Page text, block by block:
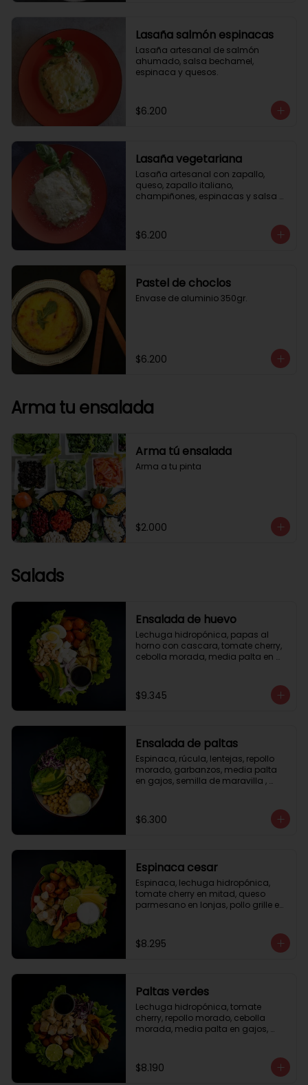
Lasaña salmón espinacas
Lasaña artesanal de salmón
ahumado, salsa bechamel,
espinaca y quesos.
$6.200
Lasaña vegetariana
Lasaña artesanal con zapallo,
queso, zapallo italiano,
champiñones, espinacas y salsa
$6.200
Pastel de choclos
Envase de aluminio 350gr.
$6.200
Arma tu ensalada
Arma tú ensalada
Arma a tu pinta
$2.000
Salads
Ensalada de huevo
Lechuga hidropónica, papas al
horno con cascara, tomate cherry,
cebolla morada, media palta en
balsámica.
$9.345
Ensalada de paltas
Espinaca, rúcula, lentejas, repollo
morado, garbanzos, media palta
en gajos, semilla de maravilla ,
$6.300
Espinaca cesar
Espinaca, lechuga hidropónica,
tomate cherry en mitad, queso
parmesano en lonjas, pollo grille en
$8.295
Paltas verdes
Lechuga hidropónica, tomate
cherry, repollo morado, cebolla
morada, media palta en gajos,
$8.190